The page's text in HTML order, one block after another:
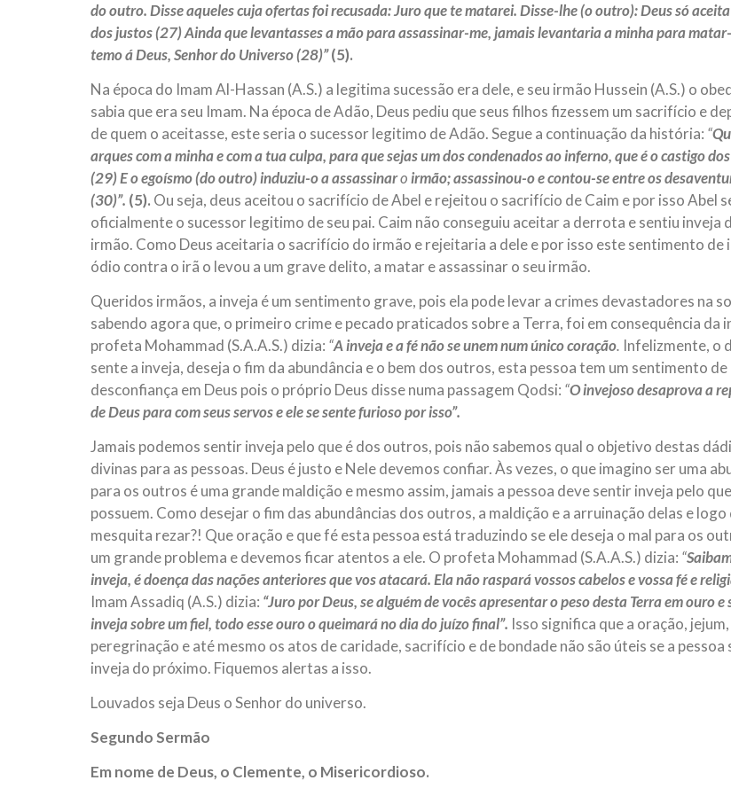
do outro. Disse aqueles cuja ofertas foi recusada: Juro que te matarei. Disse-lhe (o outro): Deus só
dos justos (27)Ainda que levantasses a mão para assassinar-me, jamais levantaria a minha para
temo á Deus, Senhor do Universo (28)”(5).
Na época do Imam Al-Hassan (A.S.) a legitima sucessão era dele, e seu irmão Hussein (A.S.) o
sabia que era seu Imam. Na época de Adão, Deus pediu que seus filhos fizessem um sacrifício e
de quem o aceitasse, este seria o sucessor legitimo de Adão. Segue a continuação da história: “
arques com a minha e com a tua culpa, para que sejas um dos condenados ao inferno, que é o castigo
(29) E o egoísmo (do outro) induziu-o a assassinaroirmão; assassinou-o e contou-se entre os
(30)”. (5). Ou seja, deus aceitou o sacrifício de Abel e rejeitou o sacrifício de Caim e por isso Abel
oficialmente o sucessor legitimo de seu pai. Caim não conseguiu aceitar a derrota e sentiu inveja
irmão. Como Deus aceitaria o sacrifício do irmão e rejeitaria a dele e por isso este sentimento de
ódio contra o irã o levou a um grave delito, a matar e assassinar o seu irmão.
Queridos irmãos, a inveja é um sentimento grave, pois ela pode levar a crimes devastadores na
sabendo agora que, o primeiro crime e pecado praticados sobre a Terra, foi em consequência da
profeta Mohammad (S.A.A.S.) dizia: “Ainveja e a fé não se unem num único coração. Infelizmente, o
sente a inveja, deseja o fim da abundância e o bem dos outros, esta pessoa tem um sentimento de
desconfiança em Deus pois o próprio Deus disse numa passagem Qodsi: “Oinvejoso desaprova a
de Deus para com seus servos e ele se sente furioso por isso”.
Jamais podemos sentir inveja pelo que é dos outros, pois não sabemos qual o objetivo destas
divinas para as pessoas. Deus é justo e Nele devemos confiar. Às vezes, o que imagino ser uma
para os outros é uma grande maldição e mesmo assim, jamais a pessoa deve sentir inveja pelo
possuem. Como desejar o fim das abundâncias dos outros, a maldição e a arruinação delas e logo
mesquita rezar?! Que oração e que fé esta pessoa está traduzindo se ele deseja o mal para os
um grande problema e devemos ficar atentos a ele. O profeta Mohammad (S.A.A.S.) dizia: “
inveja, é doença das nações anteriores que vos atacará. Ela não raspará vossos cabelos e vossa fé e
Imam Assadiq (A.S.) dizia: “Juro por Deus, se alguém de vocês apresentar o peso desta Terra em ouro e
inveja sobre um fiel, todo esse ouro o queimará no dia do juízo final”. Isso significa que a oração, jejum,
peregrinação e até mesmo os atos de caridade, sacrifício e de bondade não são úteis se a pessoa
inveja do próximo. Fiquemos alertas a isso.
Louvados seja Deus o Senhor do universo.
Segundo Sermão
Em nome de Deus, o Clemente, o Misericordioso.